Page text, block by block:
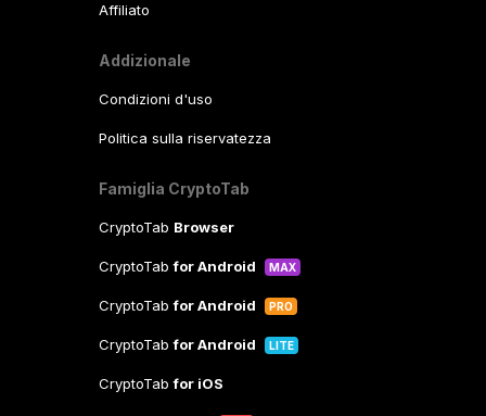
Affiliato
Addizionale
Condizioni d'uso
Politica sulla riservatezza
Famiglia CryptoTab
CryptoTab Browser
CryptoTabfor Android MAX
CryptoTabfor Android PRO
CryptoTabfor Android LITE
CryptoTabfor iOS